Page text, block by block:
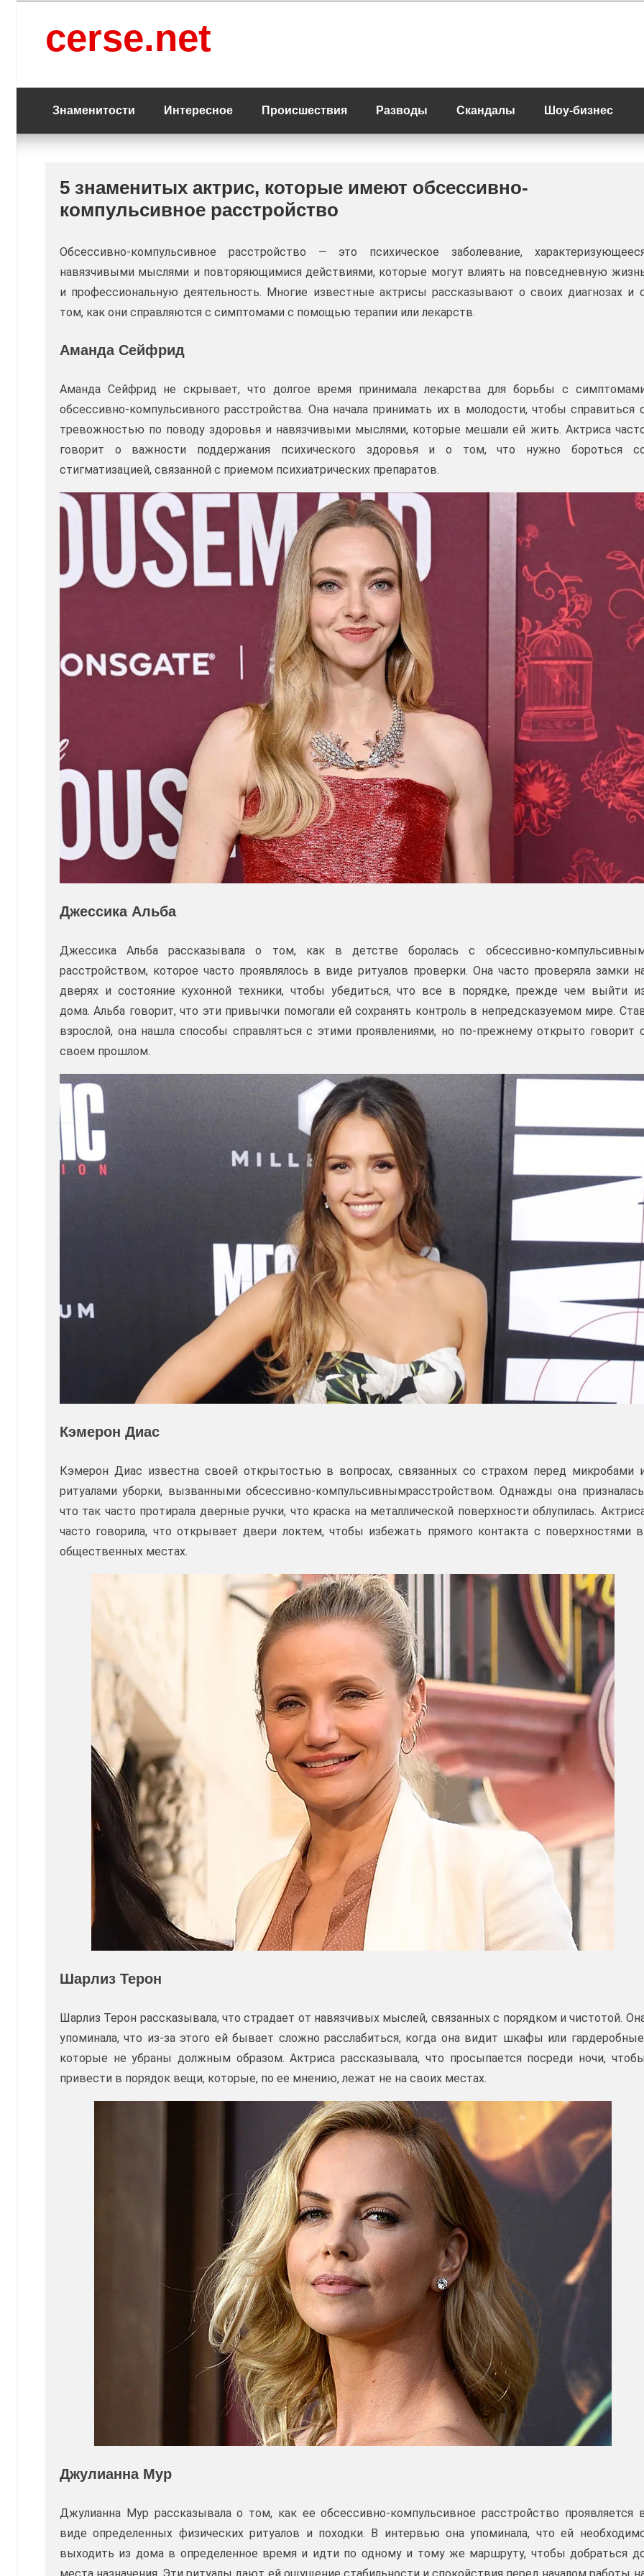
содержанию
cerse.net
Знаменитости Интересное Происшествия Разводы Скандалы Шоу-бизнес
5 знаменитых актрис, которые имеют обсессивно-
компульсивное расстройство
Обсессивно-компульсивное расстройство — это психическое заболевание,
навязчивыми мыслями и повторяющимися действиями, которые могут влиять на повседневную
и профессиональную деятельность. Многие известные актрисы рассказывают о своих диагнозах и
том, как они справляются с симптомами с помощью терапии или лекарств.
Аманда Сейфрид
Аманда Сейфрид не скрывает, что долгое время принимала лекарства для борьбы с
обсессивно-компульсивного расстройства. Она начала принимать их в молодости, чтобы справиться
тревожностью по поводу здоровья и навязчивыми мыслями, которые мешали ей жить. Актриса
говорит о важности поддержания психического здоровья и о том, что нужно бороться
стигматизацией, связанной с приемом психиатрических препаратов.
Джессика Альба
Джессика Альба рассказывала о том, как в детстве боролась с обсессивно-
расстройством, которое часто проявлялось в виде ритуалов проверки. Она часто проверяла замки
дверях и состояние кухонной техники, чтобы убедиться, что все в порядке, прежде чем выйти
дома. Альба говорит, что эти привычки помогали ей сохранять контроль в непредсказуемом мире.
взрослой, она нашла способы справляться с этими проявлениями, но по-прежнему открыто говорит
своем прошлом.
Кэмерон Диас
Кэмерон Диас известна своей открытостью в вопросах, связанных со страхом перед микробами
ритуалами уборки, вызванными обсессивно-компульсивнымрасстройством. Однажды она
что так часто протирала дверные ручки, что краска на металлической поверхности облупилась.
часто говорила, что открывает двери локтем, чтобы избежать прямого контакта с поверхностями в
общественных местах.
Шарлиз Терон
Шарлиз Терон рассказывала, что страдает от навязчивых мыслей, связанных с порядком и чистотой.
упоминала, что из-за этого ей бывает сложно расслабиться, когда она видит шкафы или
которые не убраны должным образом. Актриса рассказывала, что просыпается посреди ночи,
привести в порядок вещи, которые, по ее мнению, лежат не на своих местах.
Джулианна Мур
Джулианна Мур рассказывала о том, как ее обсессивно-компульсивное расстройство проявляется
виде определенных физических ритуалов и походки. В интервью она упоминала, что ей
выходить из дома в определенное время и идти по одному и тому же маршруту, чтобы добраться
места назначения. Эти ритуалы дают ей ощущение стабильности и спокойствия перед началом работы